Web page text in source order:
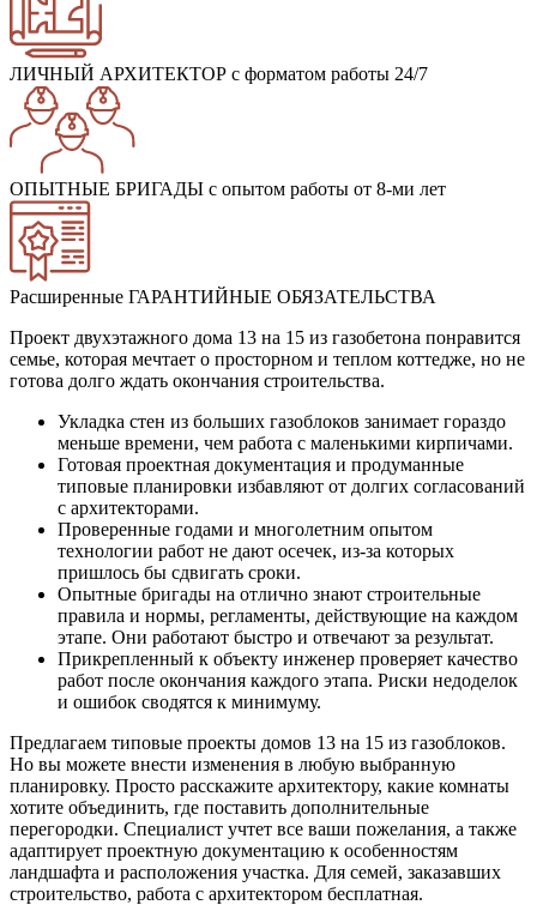
ЛИЧНЫЙ АРХИТЕКТОР с форматом работы 24/7
ОПЫТНЫЕ БРИГАДЫ с опытом работы от 8-ми лет
Расширенные ГАРАНТИЙНЫЕ ОБЯЗАТЕЛЬСТВА
Проект двухэтажного дома 13 на 15 из газобетона понравится
семье, которая мечтает о просторном и теплом коттедже, но не
готова долго ждать окончания строительства.
Укладка стен из больших газоблоков занимает гораздо
меньше времени, чем работа с маленькими кирпичами.
Готовая проектная документация и продуманные
типовые планировки избавляют от долгих согласований
с архитекторами.
Проверенные годами и многолетним опытом
технологии работ не дают осечек, из-за которых
пришлось бы сдвигать сроки.
Опытные бригады на отлично знают строительные
правила и нормы, регламенты, действующие на каждом
этапе. Они работают быстро и отвечают за результат.
Прикрепленный к объекту инженер проверяет качество
работ после окончания каждого этапа. Риски недоделок
и ошибок сводятся к минимуму.
Предлагаем типовые проекты домов 13 на 15 из газоблоков.
Но вы можете внести изменения в любую выбранную
планировку. Просто расскажите архитектору, какие комнаты
хотите объединить, где поставить дополнительные
перегородки. Специалист учтет все ваши пожелания, а также
адаптирует проектную документацию к особенностям
ландшафта и расположения участка. Для семей, заказавших
строительство, работа с архитектором бесплатная.